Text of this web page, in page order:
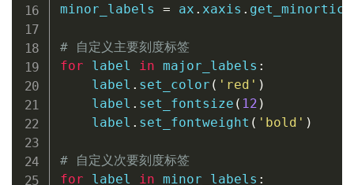
minor_labels = ax . xaxis .
# 自定义主要刻度标签
for label in major_labels :
    label
. set_color ( 'red' )
    label
. set_fontsize ( 12 )
    label
. set_fontweight ( 'bold' )
# 自定义次要刻度标签
for label in minor_labels :